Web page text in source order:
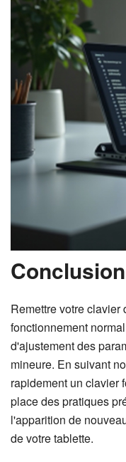
Conclusion
Remettre votre clavier
fonctionnement
d'ajustement des
mineure. En suivant
rapidement un clavier
place des pratiques
l'apparition de
de votre tablette.